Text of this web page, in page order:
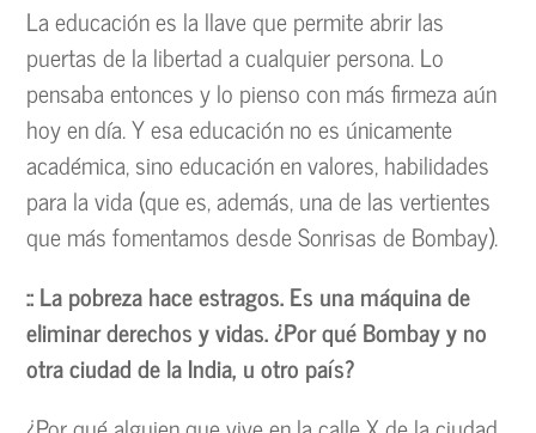
La educación es la llave que permite abrir las
puertas de la libertad a cualquier persona. Lo
pensaba entonces y lo pienso con más firmeza aún
hoy en día. Y esa educación no es únicamente
académica, sino educación en valores, habilidades
para la vida (que es, además, una de las vertientes
que más fomentamos desde Sonrisas de Bombay).
:: La pobreza hace estragos. Es una máquina de
eliminar derechos y vidas. ¿Por qué Bombay y no
otra ciudad de la India, u otro país?